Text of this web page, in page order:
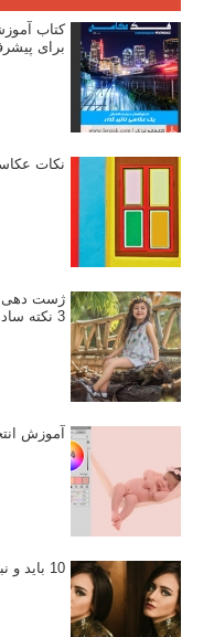
کتاب
برای
نکات
ژست دهی
3 نکته ساده برای بهبود عکاسی پرتره
آموزش
10 باید و نباید در روتوش عکس ها